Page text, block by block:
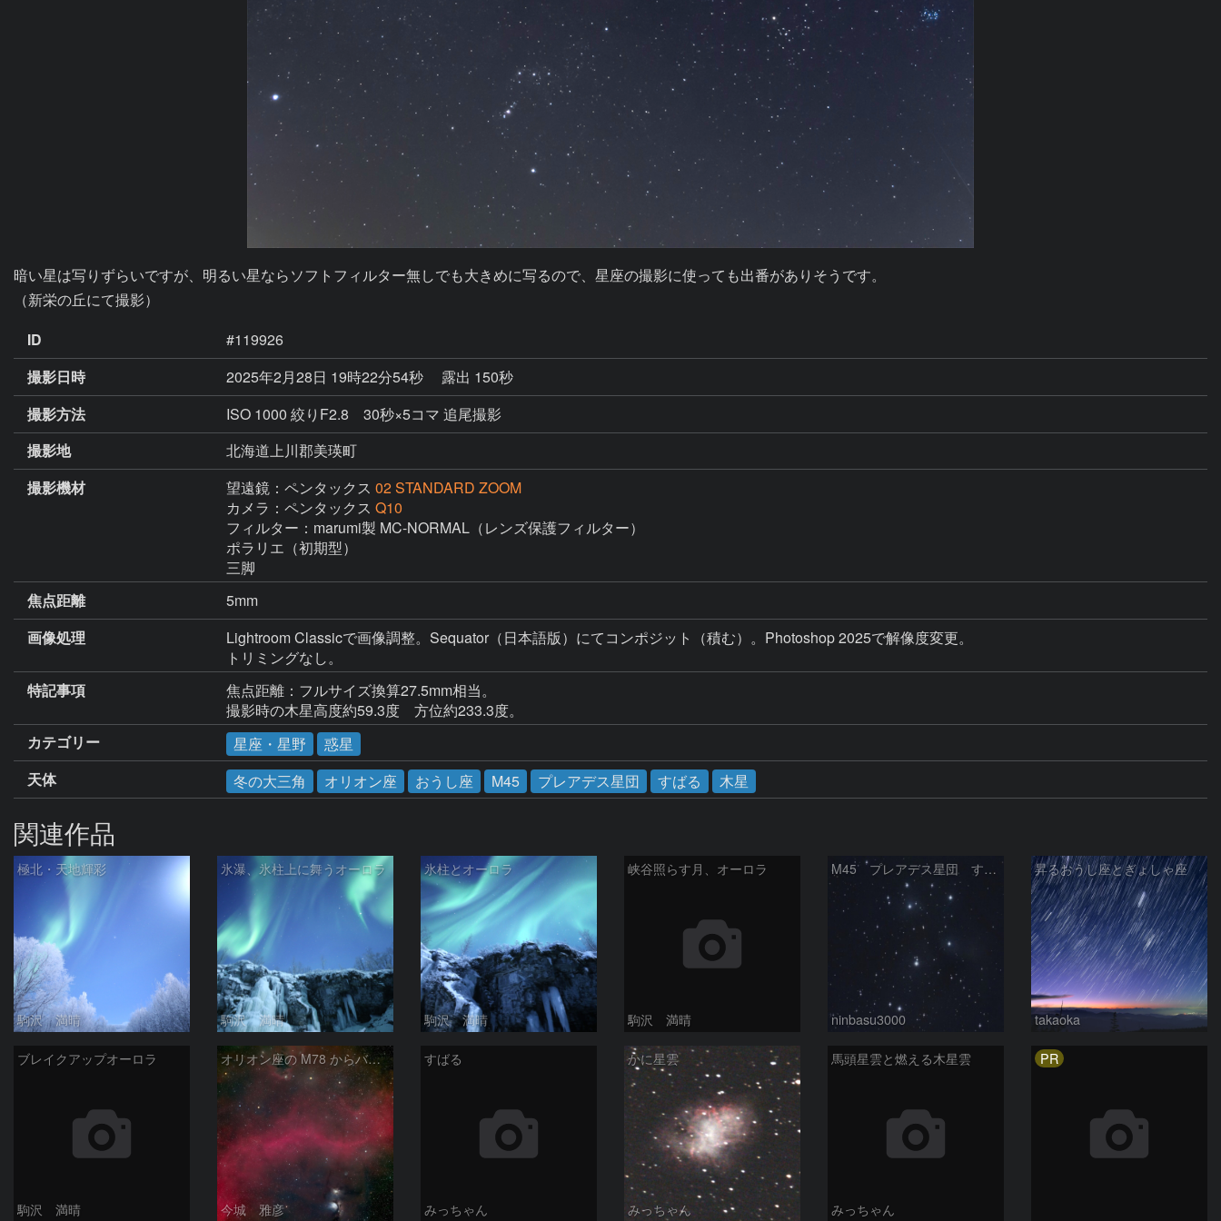
暗い星は写りずらいですが、明るい星ならソフトフィルター無しでも大きめに写るので、星座の撮影に使っても出番がありそうです。
（新栄の丘にて撮影）
ID
#119926
撮影日時
2025年2月28日 19時22分54秒
露出 150秒
撮影方法
ISO 1000 絞りF2.8 30秒×5コマ 追尾撮影
撮影地
北海道上川郡美瑛町
撮影機材
望遠鏡：ペンタックス 02 STANDARD ZOOM
カメラ：ペンタックス Q10
フィルター：marumi製 MC-NORMAL（レンズ保護フィルター）
ポラリエ（初期型）
三脚
焦点距離
5mm
画像処理
Lightroom Classicで画像調整。Sequator（日本語版）にてコンポジット（積む）。Photoshop 2025で解像度変更。
トリミングなし。
特記事項
焦点距離：フルサイズ換算27.5mm相当。
撮影時の木星高度約59.3度　方位約233.3度。
カテゴリー
星座・星野
惑星
天体
冬の大三角 オリオン座 おうし座 M45 プレアデス星団 すばる 木星
関連作品
極北・天地輝彩
駒沢 満晴
氷瀑、氷柱上に舞うオーロラ
駒沢 満晴
氷柱とオーロラ
駒沢 満晴
峡谷照らす月、オーロラ
駒沢 満晴
M45 プレアデス星団 すばる
ninbasu3000
昇るおうし座とぎょしゃ座
takaoka
ブレイクアップオーロラ
駒沢 満晴
オリオン座の M78 からバーナードループをまたいで LDN1622あたり
今城 雅彦
すばる
みっちゃん
かに星雲
みっちゃん
馬頭星雲と燃える木星雲
みっちゃん
PR